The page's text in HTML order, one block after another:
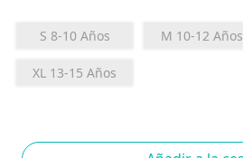
S 8-10 Años M 10-12 Años
XL 13-15 Años